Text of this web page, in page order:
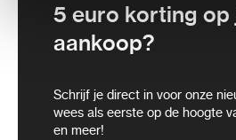
5 euro korting op
aankoop?
Schrijf je direct in voor onze
wees als eerste op de hoogte
en meer!